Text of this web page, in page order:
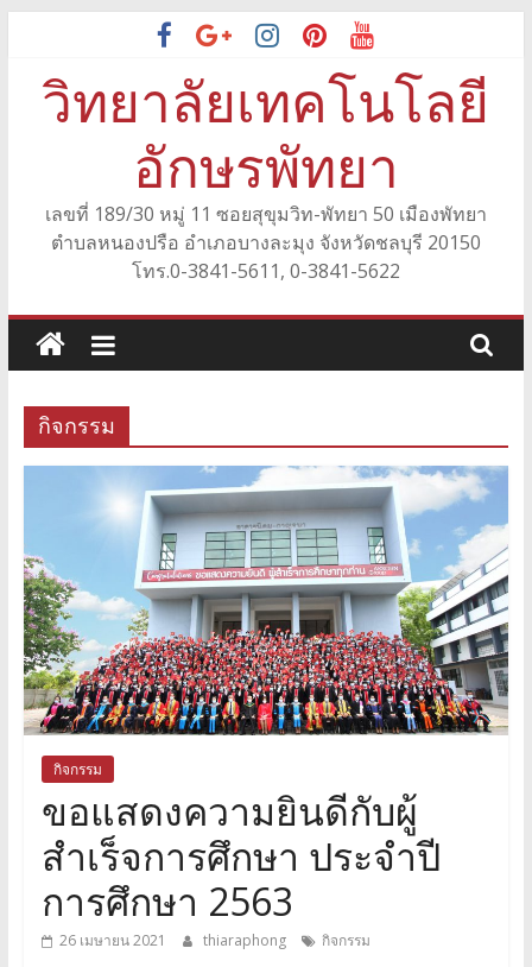
contentวิทยาลัยเทคโนโลยี
อักษรพัทยา
เลขที่ 189/30 หมู่ 11 ซอยสุขุมวิท-พัทยา 50 เมืองพัทยา
ตำบลหนองปรือ อำเภอบางละมุง จังหวัดชลบุรี 20150
โทร.0-3841-5611, 0-3841-5622
กิจกรรม
กิจกรรม
ขอแสดงความยินดีกับผู้
สำเร็จการศึกษา ประจำปี
การศึกษา 2563
26 เมษายน 2021 thiaraphong กิจกรรม